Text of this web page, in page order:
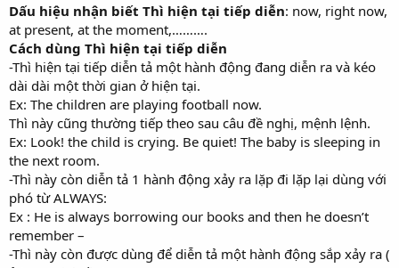
Dấu hiệu nhận biết Thì hiện tại tiếp diễn: now, right now,
at present, at the moment,……….
Cách dùng Thì hiện tại tiếp diễn
-Thì hiện tại tiếp diễn tả một hành động đang diễn ra và kéo
dài dài một thời gian ở hiện tại.
Ex: The children are playing football now.
Thì này cũng thường tiếp theo sau câu đề nghị, mệnh lệnh.
Ex: Look! the child is crying. Be quiet! The baby is sleeping in
the next room.
-Thì này còn diễn tả 1 hành động xảy ra lặp đi lặp lại dùng với
phó từ ALWAYS:
Ex : He is always borrowing our books and then he doesn’t
remember –
-Thì này còn được dùng để diễn tả một hành động sắp xảy ra (